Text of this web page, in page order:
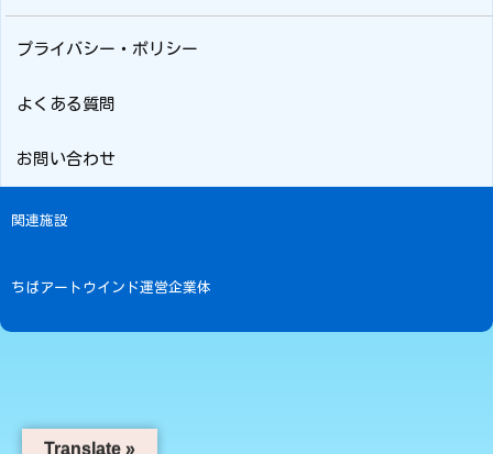
プライバシー・ポリシー
よくある質問
お問い合わせ
関連施設
ちばアートウインド運営企業体
Translate »